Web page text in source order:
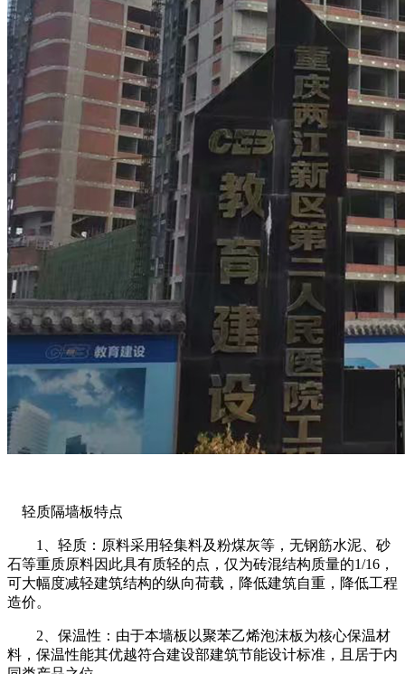
轻质隔墙板特点
1、轻质：原料采用轻集料及粉煤灰等，无钢筋水泥、砂
石等重质原料因此具有质轻的点，仅为砖混结构质量的1/16，
可大幅度减轻建筑结构的纵向荷载，降低建筑自重，降低工程
造价。
2、保温性：由于本墙板以聚苯乙烯泡沫板为核心保温材
料，保温性能其优越符合建设部建筑节能设计标准，且居于内